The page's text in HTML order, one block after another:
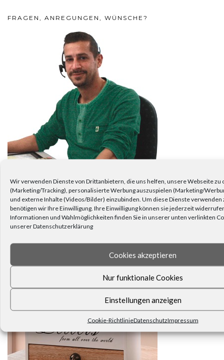
Wir verwenden Dienste von Drittanbietern, die uns helfen, unsere Webseite zu
(Marketing/Tracking), personalisierte Werbung auszuspielen (Marketing/
und externe Inhalte (Videos/Bilder) einzubinden. Um diese Dienste verwenden
benötigen wir Ihre Einwilligung. Ihre Einwilligung können sie jederzeit
Informationen und Wahlmöglichkeiten finden Sie in unserer unten verlinkten
unserer Datenschutzerklärung
Cookies akzeptieren
Nur funktionale Cookies
Einstellungen anzeigen
Cookie-RichtlinieDatenschutzImpressum
FRAGEN, ANREGUNGEN, WÜNSCHE?
Dann schreiben Sie uns. Unser Kundenservice ist für Sie da.
KEINE NEUIGKEITEN VERPASSEN!